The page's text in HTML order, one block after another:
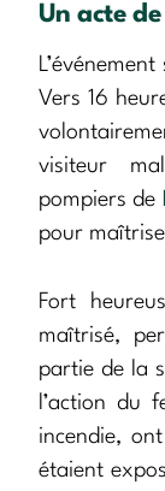
Un acte
Vers 16
visiteur
pompiers de
pour
Fort
maîtrisé,
partie de la
l’action du
incendie,
étaient